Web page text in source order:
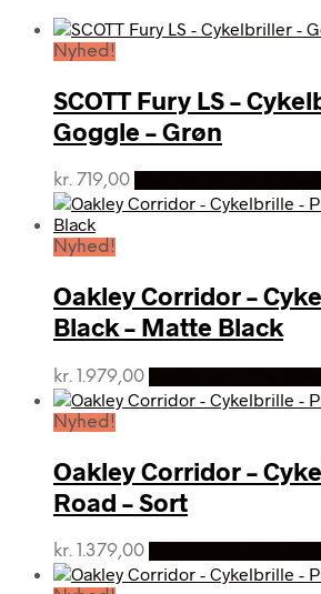
seneste
Nyhed!
SCOTT Fury LS –
Goggle – Grøn
kr. 719,00
Nyhed!
Oakley Corridor –
Black – Matte Black
kr. 1.979,00
Nyhed!
Oakley Corridor –
Road – Sort
kr. 1.379,00